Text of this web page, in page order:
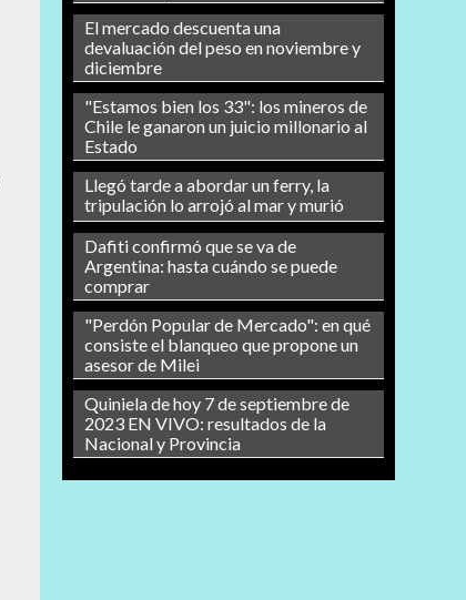
El mercado descuenta una
devaluación del peso en noviembre y
diciembre
"Estamos bien los 33": los mineros de
Chile le ganaron un juicio millonario al
Estado
Llegó tarde a abordar un ferry, la
tripulación lo arrojó al mar y murió
Dafiti confirmó que se va de
Argentina: hasta cuándo se puede
comprar
"Perdón Popular de Mercado": en qué
consiste el blanqueo que propone un
asesor de Milei
Quiniela de hoy 7 de septiembre de
2023 EN VIVO: resultados de la
Nacional y Provincia